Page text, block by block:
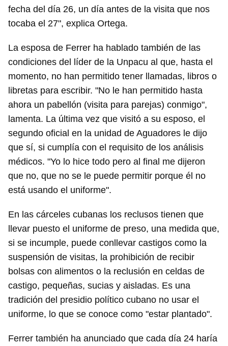
fecha del día 26, un día antes de la visita que nos
tocaba el 27", explica Ortega.
La esposa de Ferrer ha hablado también de las
condiciones del líder de la Unpacu al que, hasta el
momento, no han permitido tener llamadas, libros o
libretas para escribir. "No le han permitido hasta
ahora un pabellón (visita para parejas) conmigo",
lamenta. La última vez que visitó a su esposo, el
segundo oficial en la unidad de Aguadores le dijo
que sí, si cumplía con el requisito de los análisis
médicos. "Yo lo hice todo pero al final me dijeron
que no, que no se le puede permitir porque él no
está usando el uniforme".
En las cárceles cubanas los reclusos tienen que
llevar puesto el uniforme de preso, una medida que,
si se incumple, puede conllevar castigos como la
suspensión de visitas, la prohibición de recibir
bolsas con alimentos o la reclusión en celdas de
castigo, pequeñas, sucias y aisladas. Es una
tradición del presidio político cubano no usar el
uniforme, lo que se conoce como "estar plantado".
Ferrer también ha anunciado que cada día 24 haría